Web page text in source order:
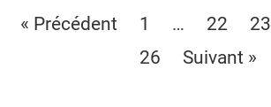
« Précédent 1 … 22 23
26
Suivant »